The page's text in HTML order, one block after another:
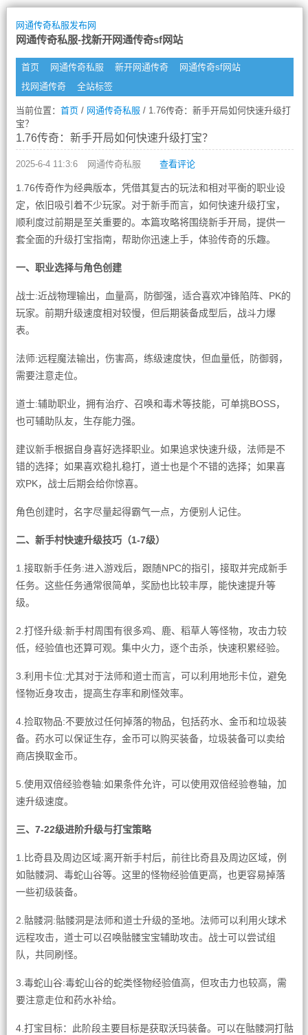
网通传奇私服发布网
网通传奇私服-找新开网通传奇sf网站
首页 网通传奇私服 新开网通传奇
网通传奇sf网站
找网通传奇
全站标签
当前位置： 首页/ 网通传奇私服 / 1.76传奇：新手开局如何快速升级打
宝？
1.76传奇：新手开局如何快速升级打宝？
2025-6-4 11:3:6 网通传奇私服 查看评论
1.76传奇作为经典版本，凭借其复古的玩法和相对平衡的职业设
定，依旧吸引着不少玩家。对于新手而言，如何快速升级打宝，
顺利度过前期是至关重要的。本篇攻略将围绕新手开局，提供一
套全面的升级打宝指南，帮助你迅速上手，体验传奇的乐趣。
一、职业选择与角色创建
战士:近战物理输出，血量高，防御强，适合喜欢冲锋陷阵、PK的
玩家。前期升级速度相对较慢，但后期装备成型后，战斗力爆
表。
法师:远程魔法输出，伤害高，练级速度快，但血量低，防御弱，
需要注意走位。
道士:辅助职业，拥有治疗、召唤和毒术等技能，可单挑BOSS，
也可辅助队友，生存能力强。
建议新手根据自身喜好选择职业。如果追求快速升级，法师是不
错的选择；如果喜欢稳扎稳打，道士也是个不错的选择；如果喜
欢PK，战士后期会给你惊喜。
角色创建时，名字尽量起得霸气一点，方便别人记住。
二、新手村快速升级技巧（1-7级）
1.接取新手任务:进入游戏后，跟随NPC的指引，接取并完成新手
任务。这些任务通常很简单，奖励也比较丰厚，能快速提升等
级。
2.打怪升级:新手村周围有很多鸡、鹿、稻草人等怪物，攻击力较
低，经验值也还算可观。集中火力，逐个击杀，快速积累经验。
3.利用卡位:尤其对于法师和道士而言，可以利用地形卡位，避免
怪物近身攻击，提高生存率和刷怪效率。
4.捡取物品:不要放过任何掉落的物品，包括药水、金币和垃圾装
备。药水可以保证生存，金币可以购买装备，垃圾装备可以卖给
商店换取金币。
5.使用双倍经验卷轴:如果条件允许，可以使用双倍经验卷轴，加
速升级速度。
三、7-22级进阶升级与打宝策略
1.比奇县及周边区域:离开新手村后，前往比奇县及周边区域，例
如骷髅洞、毒蛇山谷等。这里的怪物经验值更高，也更容易掉落
一些初级装备。
2.骷髅洞:骷髅洞是法师和道士升级的圣地。法师可以利用火球术
远程攻击，道士可以召唤骷髅宝宝辅助攻击。战士可以尝试组
队，共同刷怪。
3.毒蛇山谷:毒蛇山谷的蛇类怪物经验值高，但攻击力也较高，需
要注意走位和药水补给。
4.打宝目标：此阶段主要目标是获取沃玛装备。可以在骷髅洞打骷